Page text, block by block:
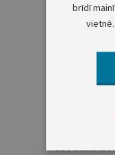
Pašvaldību
brīdī
vietnē.